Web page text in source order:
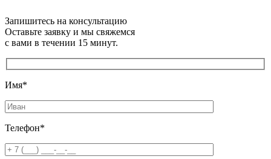
Запишитесь на консультацию
Оставьте заявку и мы свяжемся
с вами в течении 15 минут.
Имя*
Телефон*